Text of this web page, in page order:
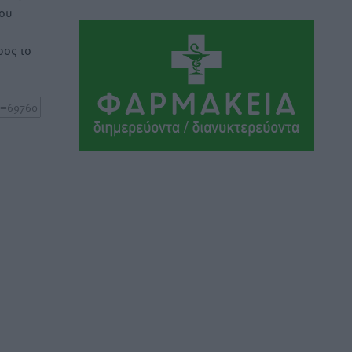
το
Γ. Χατζημάρκος από το Μέγαρο
Μαξίμου: “Ο τουρισμός μπορεί να γίνει
ο μεγαλύτερος πελάτης της ελληνικής
βιομηχανίας”
Τοπικές Ειδήσεις• πριν 2 ώρες